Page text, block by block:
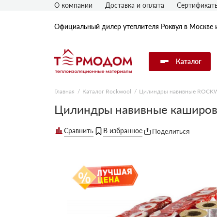
Официальный дилер утеплителя Роквул в Москве
Каталог
Утеплитель Rockwool
Утеплитель Технониколь
Утеплитель Knauf
О компании Доставка и оплата
Главная Каталог Rockwool Цилиндры навивные
Цилиндры навивные
Поделиться